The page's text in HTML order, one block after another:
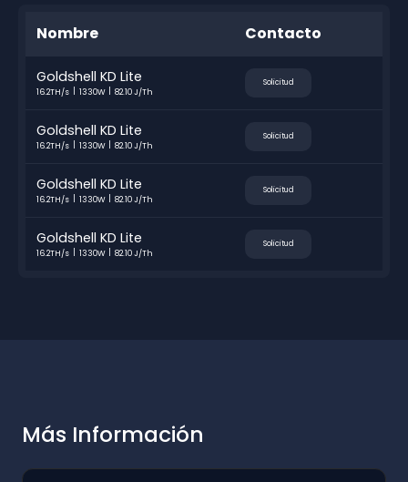
Nombre Contacto
Goldshell KD Lite
16.2TH/s 1330W 82.10 J/Th
Solicitud
Goldshell KD Lite
16.2TH/s 1330W 82.10 J/Th
Solicitud
Goldshell KD Lite
16.2TH/s 1330W 82.10 J/Th
Solicitud
Goldshell KD Lite
16.2TH/s 1330W 82.10 J/Th
Solicitud
Más Información